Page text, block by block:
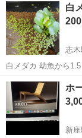
さい。 現状渡し、ノ
ネット・店舗で同時
白
200
志木
白メダカ 幼魚から
０円 卵の希望があれば相談可 １名様とお取引終
埼玉 新座市
ホ
新座